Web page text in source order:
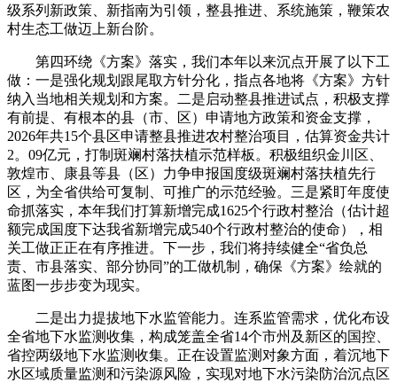
级系列新政策、新指南为引领，整县推进、系统施策，鞭策农
村生态工做迈上新台阶。
第四环绕《方案》落实，我们本年以来沉点开展了以下工
做：一是强化规划跟尾取方针分化，指点各地将《方案》方针
纳入当地相关规划和方案。二是启动整县推进试点，积极支撑
有前提、有根本的县（市、区）申请地方政策和资金支撑，
2026年共15个县区申请整县推进农村整治项目，估算资金共计
2。09亿元，打制斑斓村落扶植示范样板。积极组织金川区、
敦煌市、康县等县（区）力争申报国度级斑斓村落扶植先行
区，为全省供给可复制、可推广的示范经验。三是紧盯年度使
命抓落实，本年我们打算新增完成1625个行政村整治（估计超
额完成国度下达我省新增完成540个行政村整治的使命），相
关工做正正在有序推进。下一步，我们将持续健全“省负总
责、市县落实、部分协同”的工做机制，确保《方案》绘就的
蓝图一步步变为现实。
二是出力提拔地下水监管能力。连系监管需求，优化布设
全省地下水监测收集，构成笼盖全省14个市州及新区的国控、
省控两级地下水监测收集。正在设置监测对象方面，着沉地下
水区域质量监测和污染源风险，实现对地下水污染防治沉点区